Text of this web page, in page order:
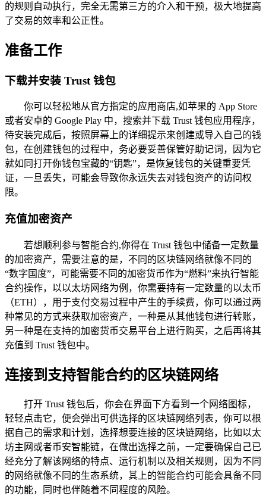
的规则自动执行，完全无需第三方的介入和干预，极大地提高
了交易的效率和公正性。
准备工作
下载并安装 Trust 钱包
你可以轻松地从官方指定的应用商店,如苹果的 App Store
或者安卓的 Google Play 中，搜索并下载 Trust 钱包应用程序，
待安装完成后，按照屏幕上的详细提示来创建或导入自己的钱
包，在创建钱包的过程中，务必要妥善保管好助记词，因为它
就如同打开你钱包宝藏的“钥匙”，是恢复钱包的关键重要凭
证，一旦丢失，可能会导致你永远失去对钱包资产的访问权
限。
充值加密资产
若想顺利参与智能合约,你得在 Trust 钱包中储备一定数量
的加密资产，需要注意的是，不同的区块链网络就像不同的
“数字国度”，可能需要不同的加密货币作为“燃料”来执行智能
合约操作，以以太坊网络为例，你需要持有一定数量的以太币
（ETH），用于支付交易过程中产生的手续费，你可以通过两
种常见的方式来获取加密资产，一种是从其他钱包进行转账，
另一种是在支持的加密货币交易平台上进行购买，之后再将其
充值到 Trust 钱包中。
连接到支持智能合约的区块链网络
打开 Trust 钱包后，你会在界面下方看到一个网络图标，
轻轻点击它，便会弹出可供选择的区块链网络列表，你可以根
据自己的需求和计划，选择想要连接的区块链网络，比如以太
坊主网或者币安智能链，在做出选择之前，一定要确保自己已
经充分了解该网络的特点、运行机制以及相关规则，因为不同
的网络就像不同的生态系统，其上的智能合约可能会具备不同
的功能，同时也伴随着不同程度的风险。